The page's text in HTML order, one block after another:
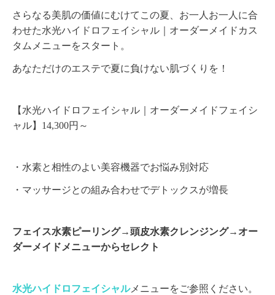
さらなる美肌の価値にむけてこの夏、お一人お一人に合
わせた水光ハイドロフェイシャル｜オーダーメイドカス
タムメニューをスタート。
あなただけのエステで夏に負けない肌づくりを！
【水光ハイドロフェイシャル｜オーダーメイドフェイシ
ャル】14,300円～
・水素と相性のよい美容機器でお悩み別対応
・マッサージとの組み合わせでデトックスが増長
フェイス水素ピーリング→頭皮水素クレンジング→オー
ダーメイドメニューからセレクト
水光ハイドロフェイシャルメニューをご参照ください。